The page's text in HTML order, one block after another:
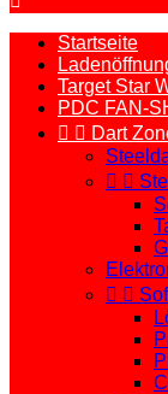
Startseite
Target Star
PDC FAN-
  Dart
 
 